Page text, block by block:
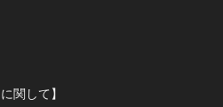
関して】